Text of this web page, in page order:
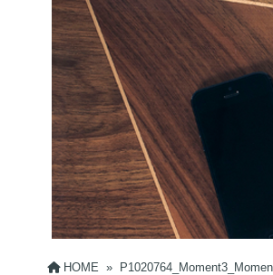
HOME »